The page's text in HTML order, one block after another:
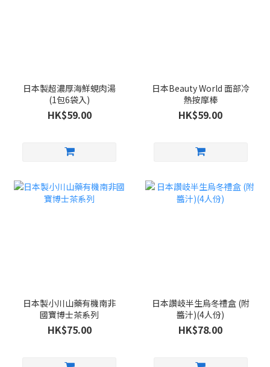
日本製超濃厚海鮮蜆肉湯
(1包6袋入)
HK$59.00
日本Beauty World 面部冷
熱按摩棒
HK$59.00
日本製小川山藥有機南非
國寶博士茶系列
HK$75.00
日本讚岐半生烏冬禮盒 (附
醬汁)(4人份)
HK$78.00